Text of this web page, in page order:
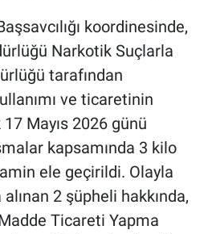
koordinesinde,
Narkotik Suçlarla
tarafından
ve ticaretinin
Mayıs 2026 günü
kapsamında 3 kilo
ele geçirildi. Olayla
2 şüpheli hakkında,
Ticareti Yapma